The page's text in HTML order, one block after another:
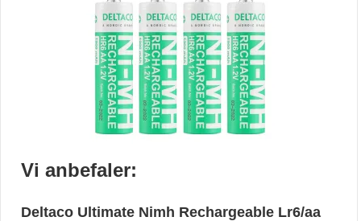
Vi anbefaler:
Deltaco Ultimate Nimh Rechargeable Lr6/aa